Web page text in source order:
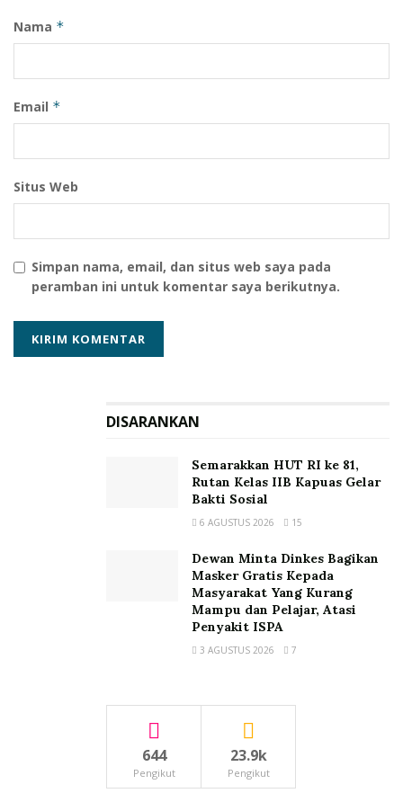
Nama *
Email *
Situs Web
Simpan nama, email, dan situs web saya pada
peramban ini untuk komentar saya berikutnya.
DISARANKAN
Semarakkan HUT RI ke 81,
Rutan Kelas IIB Kapuas Gelar
Bakti Sosial
6 AGUSTUS 2026 15
Dewan Minta Dinkes Bagikan
Masker Gratis Kepada
Masyarakat Yang Kurang
Mampu dan Pelajar, Atasi
Penyakit ISPA
3 AGUSTUS 2026 7
644
Pengikut
23.9k
Pengikut